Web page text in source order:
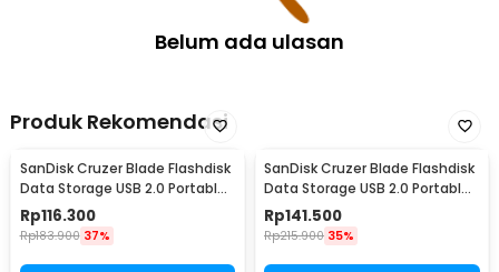
Belum ada ulasan
Produk Rekomendasi
SanDisk Cruzer Blade Flashdisk
Data Storage USB 2.0 Portable
16GB - SDCZ50
Rp116.300
Rp183.900 37%
SanDisk Cruzer Blade Flashdisk
Data Storage USB 2.0 Portable
32GB - SDCZ50
Rp141.500
Rp215.900 35%